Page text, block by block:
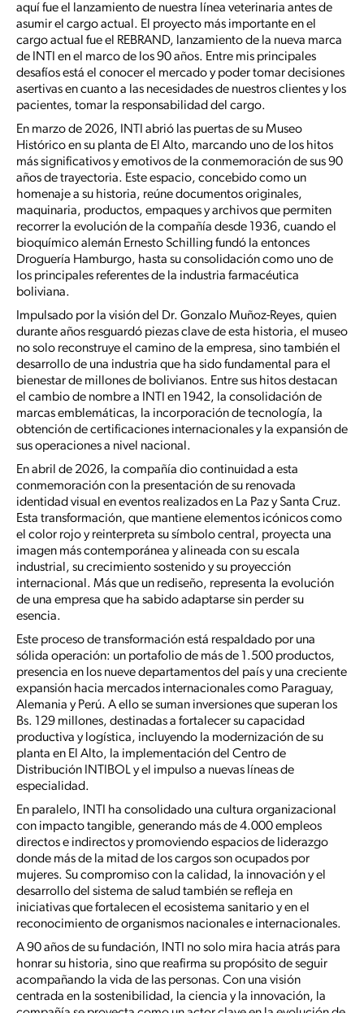
aquí fue el lanzamiento de nuestra línea veterinaria antes de
asumir el cargo actual. El proyecto más importante en el
cargo actual fue el REBRAND, lanzamiento de la nueva marca
de INTI en el marco de los 90 años. Entre mis principales
desafíos está el conocer el mercado y poder tomar decisiones
asertivas en cuanto a las necesidades de nuestros clientes y los
pacientes, tomar la responsabilidad del cargo.
En marzo de 2026, INTI abrió las puertas de su Museo
Histórico en su planta de El Alto, marcando uno de los hitos
más significativos y emotivos de la conmemoración de sus 90
años de trayectoria. Este espacio, concebido como un
homenaje a su historia, reúne documentos originales,
maquinaria, productos, empaques y archivos que permiten
recorrer la evolución de la compañía desde 1936, cuando el
bioquímico alemán Ernesto Schilling fundó la entonces
Droguería Hamburgo, hasta su consolidación como uno de
los principales referentes de la industria farmacéutica
boliviana.
Impulsado por la visión del Dr. Gonzalo Muñoz-Reyes, quien
durante años resguardó piezas clave de esta historia, el museo
no solo reconstruye el camino de la empresa, sino también el
desarrollo de una industria que ha sido fundamental para el
bienestar de millones de bolivianos. Entre sus hitos destacan
el cambio de nombre a INTI en 1942, la consolidación de
marcas emblemáticas, la incorporación de tecnología, la
obtención de certificaciones internacionales y la expansión de
sus operaciones a nivel nacional.
En abril de 2026, la compañía dio continuidad a esta
conmemoración con la presentación de su renovada
identidad visual en eventos realizados en La Paz y Santa Cruz.
Esta transformación, que mantiene elementos icónicos como
el color rojo y reinterpreta su símbolo central, proyecta una
imagen más contemporánea y alineada con su escala
industrial, su crecimiento sostenido y su proyección
internacional. Más que un rediseño, representa la evolución
de una empresa que ha sabido adaptarse sin perder su
esencia.
Este proceso de transformación está respaldado por una
sólida operación: un portafolio de más de 1.500 productos,
presencia en los nueve departamentos del país y una creciente
expansión hacia mercados internacionales como Paraguay,
Alemania y Perú. A ello se suman inversiones que superan los
Bs. 129 millones, destinadas a fortalecer su capacidad
productiva y logística, incluyendo la modernización de su
planta en El Alto, la implementación del Centro de
Distribución INTIBOL y el impulso a nuevas líneas de
especialidad.
En paralelo, INTI ha consolidado una cultura organizacional
con impacto tangible, generando más de 4.000 empleos
directos e indirectos y promoviendo espacios de liderazgo
donde más de la mitad de los cargos son ocupados por
mujeres. Su compromiso con la calidad, la innovación y el
desarrollo del sistema de salud también se refleja en
iniciativas que fortalecen el ecosistema sanitario y en el
reconocimiento de organismos nacionales e internacionales.
A 90 años de su fundación, INTI no solo mira hacia atrás para
honrar su historia, sino que reafirma su propósito de seguir
acompañando la vida de las personas. Con una visión
centrada en la sostenibilidad, la ciencia y la innovación, la